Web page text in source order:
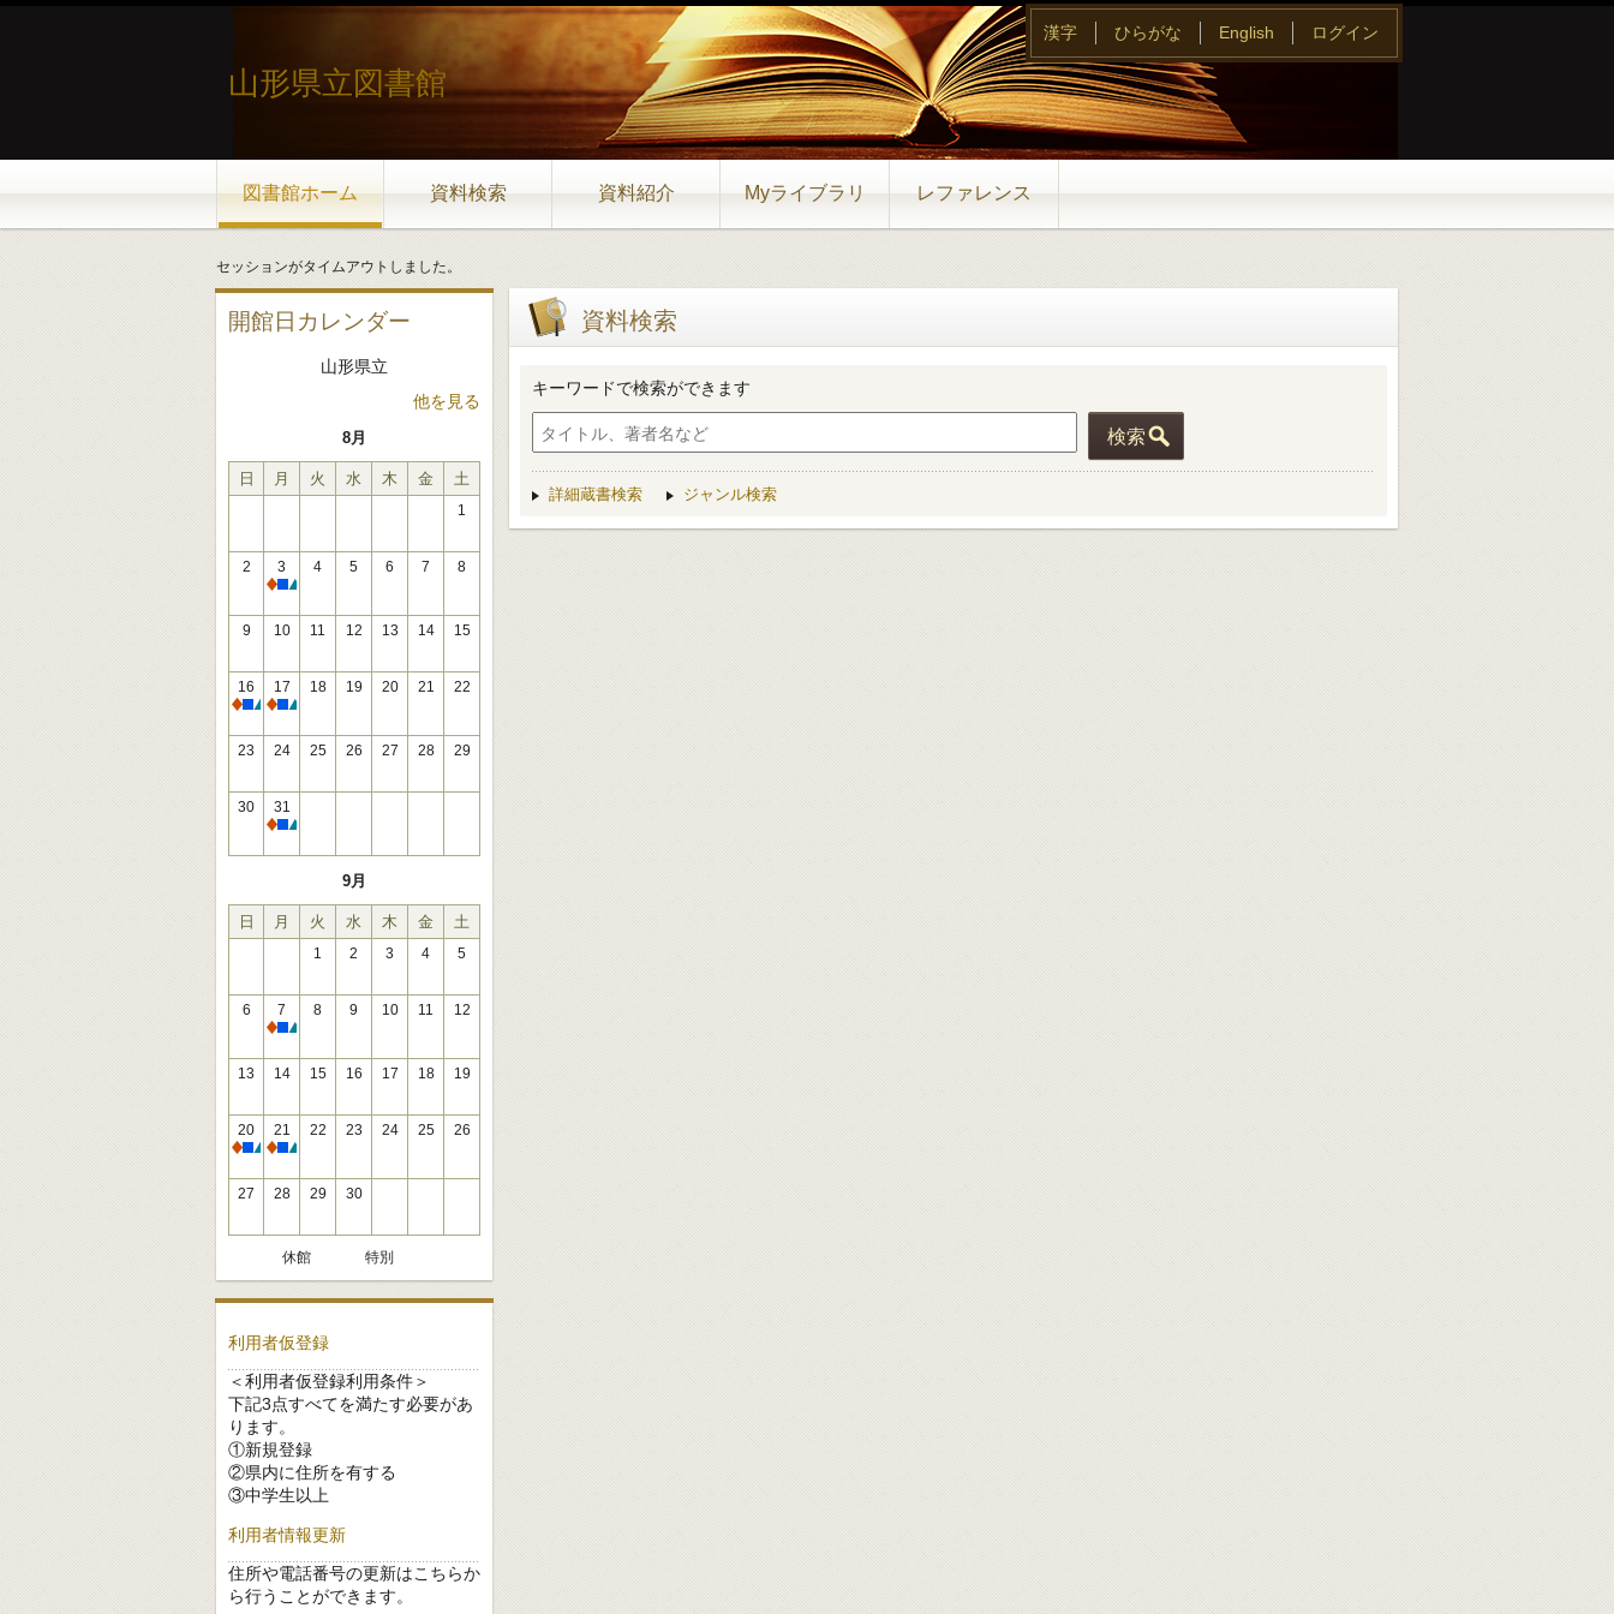
山形県立図書館
図書館ホーム 資料検索 資料紹介 Myライブラリ レファレンス
漢字 ひらがな English ログイン
セッションがタイムアウトしました。
開館日カレンダー
山形県立
他を見る
8月
日 月 火 水 木 金 土
1
2
3
休館
4 5 6 7 8
9 10 11 12 13 14 15
16
休館
17
休館
18 19 20 21 22
23 24 25 26 27 28 29
30
31
休館
9月
日 月 火 水 木 金 土
1 2 3 4 5
6
7
休館
8 9 10 11 12
13 14 15 16 17 18 19
20
休館
21
休館
22 23 24 25 26
27 28 29 30
休館 特別
利用者仮登録
＜利用者仮登録利用条件＞
下記3点すべてを満たす必要があ
ります。
①新規登録
②県内に住所を有する
③中学生以上
利用者情報更新
住所や電話番号の更新はこちらか
ら行うことができます。
資料検索
キーワードで検索ができます
検索
詳細蔵書検索 ジャンル検索